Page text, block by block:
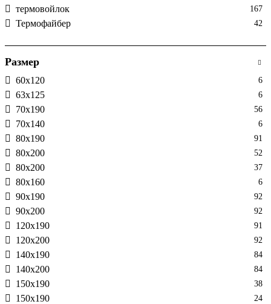
термовойлок 167
Термофайбер 42
Размер
60х120 6
63x125 6
70х190 56
70х140 6
80х190 91
80х200 52
80х200 37
80х160 6
90x190 92
90х200 92
120х190 91
120х200 92
140х190 84
140х200 84
150х190 38
150х190 24